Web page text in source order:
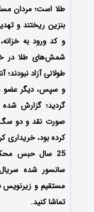
طلا است؛ مردان
بنزین ریختند و
و کد ورود به
شمش‌های طلا در
طولانی آزاد
و سپس، دیگر عضو
گردید؛ گزارش‌ شده
صورت نقد و دو سگ
کرده بود، خریداری
25 سال حبس
سانسور شده
مستقیم و زیرنویس
تماشا کنید.